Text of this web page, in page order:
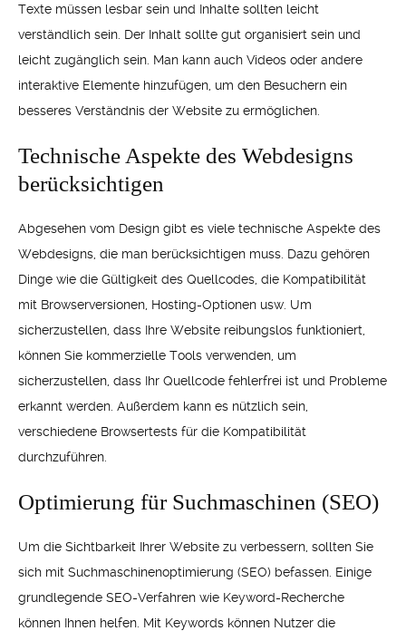
Texte müssen lesbar sein und Inhalte sollten leicht
verständlich sein. Der Inhalt sollte gut organisiert sein und
leicht zugänglich sein. Man kann auch Videos oder andere
interaktive Elemente hinzufügen, um den Besuchern ein
besseres Verständnis der Website zu ermöglichen.
Technische Aspekte des Webdesigns
berücksichtigen
Abgesehen vom Design gibt es viele technische Aspekte des
Webdesigns, die man berücksichtigen muss. Dazu gehören
Dinge wie die Gültigkeit des Quellcodes, die Kompatibilität
mit Browserversionen, Hosting-Optionen usw. Um
sicherzustellen, dass Ihre Website reibungslos funktioniert,
können Sie kommerzielle Tools verwenden, um
sicherzustellen, dass Ihr Quellcode fehlerfrei ist und Probleme
erkannt werden. Außerdem kann es nützlich sein,
verschiedene Browsertests für die Kompatibilität
durchzuführen.
Optimierung für Suchmaschinen (SEO)
Um die Sichtbarkeit Ihrer Website zu verbessern, sollten Sie
sich mit Suchmaschinenoptimierung (SEO) befassen. Einige
grundlegende SEO-Verfahren wie Keyword-Recherche
können Ihnen helfen. Mit Keywords können Nutzer die